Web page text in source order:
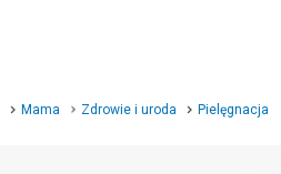
Mama Zdrowie i uroda Pielęgnacja